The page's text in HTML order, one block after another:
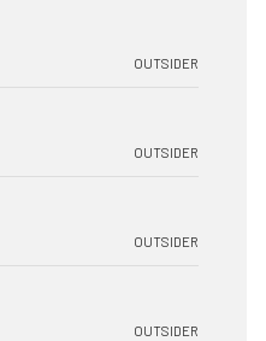
OUTSIDER
OUTSIDER
OUTSIDER
OUTSIDER